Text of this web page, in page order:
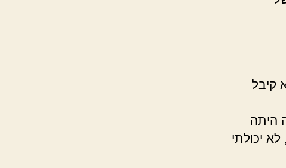
קיבל
היתה
יכולתי